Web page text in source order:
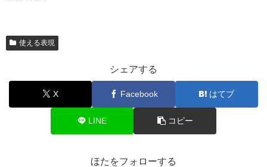
使える表現
シェアする
X Facebook はてブ
LINE コピー
ほたをフォローする